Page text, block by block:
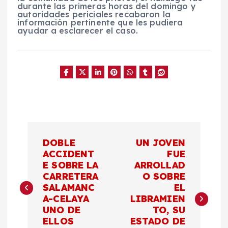
durante las primeras horas del domingo y
autoridades periciales recabaron la
información pertinente que les pudiera
ayudar a esclarecer el caso.
v
DOBLE
ACCIDENT
E SOBRE LA
CARRETERA
SALAMANC
A-CELAYA
UNO DE
ELLOS
UN JOVEN
FUE
ARROLLAD
O SOBRE
EL
LIBRAMIEN
TO, SU
ESTADO DE